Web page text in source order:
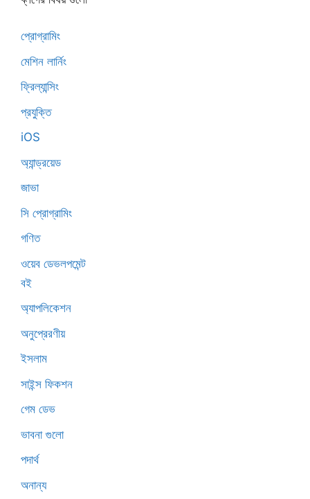
প্রোগ্রামিং
মেশিন লার্নিং
ফ্রিল্যান্সিং
প্রযুক্তি
iOS
অ্যান্ড্রয়েড
জাভা
সি প্রোগ্রামিং
গণিত
ওয়েব ডেভলপমেন্ট
বই
অ্যাপলিকেশন
অনুপ্রেরণীয়
ইসলাম
সাইন্স ফিকশন
গেম ডেভ
ভাবনা গুলো
পদার্থ
অনান্য